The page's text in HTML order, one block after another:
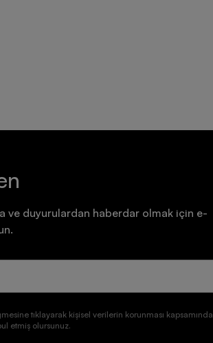
ve duyurulardan haberdar olmak için e-
tıklayarak kişisel verilerin korunması kapsamında
etmiş olursunuz.